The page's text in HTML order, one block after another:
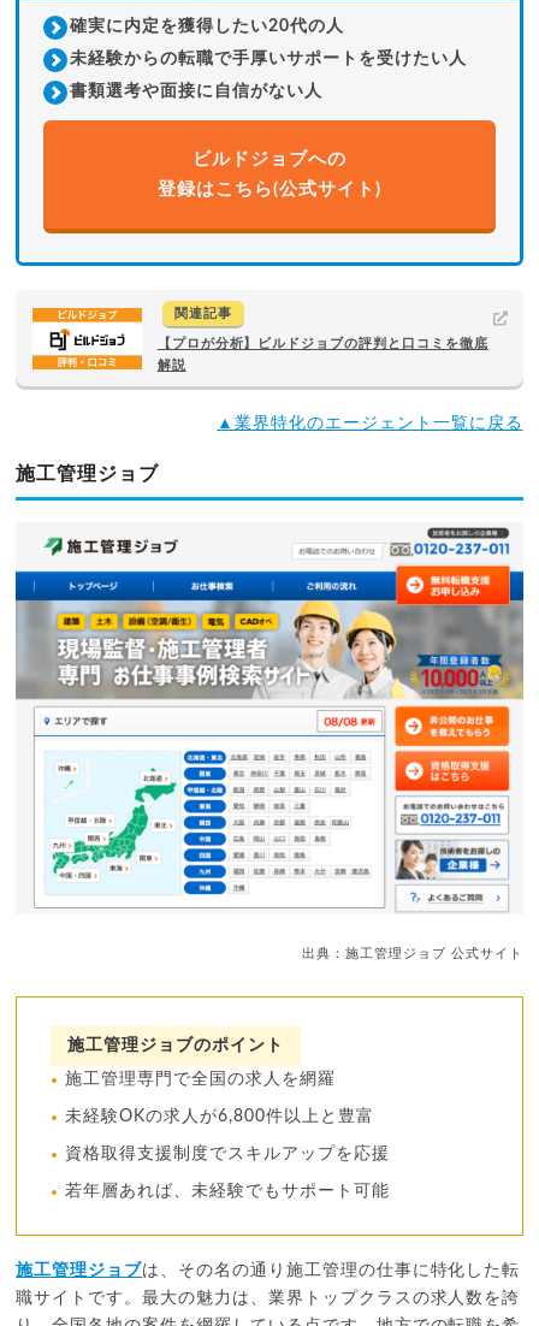
確実に内定を獲得したい20代の人
未経験からの転職で手厚いサポートを受けたい人
書類選考や面接に自信がない人
ビルドジョブへの
登録はこちら(公式サイト)
関連記事
【プロが分析】ビルドジョブの評判と口コミを徹底
解説
▲業界特化のエージェント一覧に戻る
施工管理ジョブ
出典：施工管理ジョブ 公式サイト
施工管理ジョブのポイント
施工管理専門で全国の求人を網羅
未経験OKの求人が6,800件以上と豊富
資格取得支援制度でスキルアップを応援
若年層あれば、未経験でもサポート可能
施工管理ジョブ は、その名の通り施工管理の仕事に特化した転
職サイトです。最大の魅力は、業界トップクラスの求人数を誇